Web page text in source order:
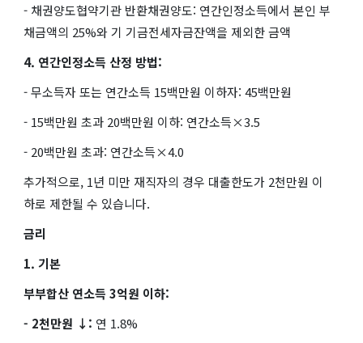
- 채권양도협약기관 반환채권양도: 연간인정소득에서 본인 부
채금액의 25%와 기 기금전세자금잔액을 제외한 금액
4. 연간인정소득 산정 방법:
- 무소득자 또는 연간소득 15백만원 이하자: 45백만원
- 15백만원 초과 20백만원 이하: 연간소득×3.5
- 20백만원 초과: 연간소득×4.0
추가적으로, 1년 미만 재직자의 경우 대출한도가 2천만원 이
하로 제한될 수 있습니다.
금리
1. 기본
부부합산 연소득 3억원 이하:
- 2천만원 ↓: 연 1.8%